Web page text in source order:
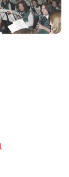
.